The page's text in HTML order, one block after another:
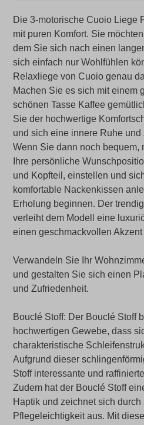
Die 3-motorische Cuoio Liege
mit puren Komfort. Sie
dem Sie sich nach einen
sich einfach nur Wohlfühlen
Relaxliege von Cuoio genau
Machen Sie es sich mit einem
schönen Tasse Kaffee
Sie der hochwertige
und sich eine innere Ruhe
Wenn Sie dann noch bequem,
Ihre persönliche
und Kopfteil, einstellen und
komfortable Nackenkissen
Erholung beginnen. Der
verleiht dem Modell eine
einen geschmackvollen Akzent
Verwandeln Sie Ihr
und gestalten Sie sich einen
und Zufriedenheit.
Bouclé Stoff: Der Bouclé Stoff
hochwertigen Gewebe, dass
charakteristische
Aufgrund dieser
Stoff interessante und
Zudem hat der Bouclé Stoff
Haptik und zeichnet sich
Pflegeleichtigkeit aus. Mit